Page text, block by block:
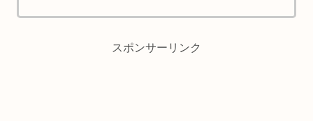
スポンサーリンク